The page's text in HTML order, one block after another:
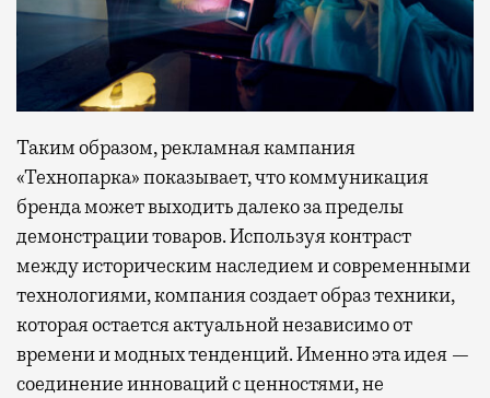
Таким образом, рекламная кампания
«Технопарка» показывает, что коммуникация
бренда может выходить далеко за пределы
демонстрации товаров. Используя контраст
между историческим наследием и современными
технологиями, компания создает образ техники,
которая остается актуальной независимо от
времени и модных тенденций. Именно эта идея —
соединение инноваций с ценностями, не